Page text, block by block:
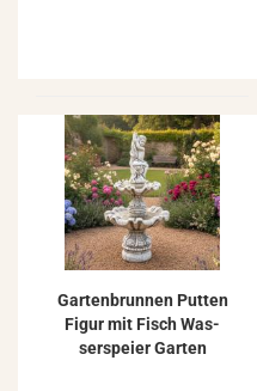
Gar­ten­brun­nen Put­ten
Figur mit Fisch Was­
ser­spei­er Gar­ten